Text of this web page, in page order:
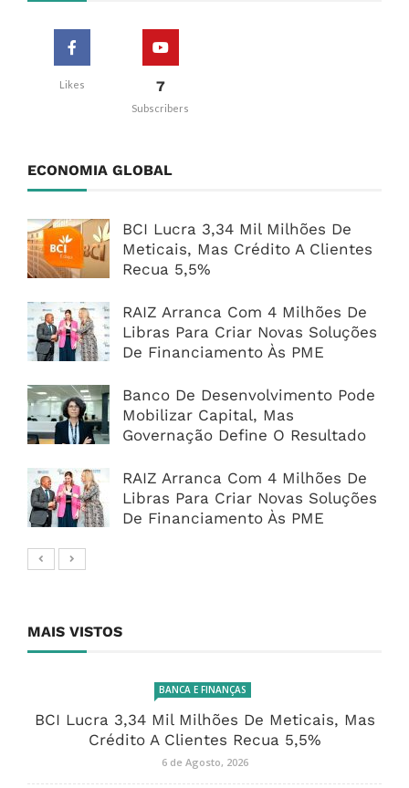
Likes 7
Subscribers
ECONOMIA GLOBAL
BCI Lucra 3,34 Mil Milhões De
Meticais, Mas Crédito A Clientes
Recua 5,5%
RAIZ Arranca Com 4 Milhões De
Libras Para Criar Novas Soluções
De Financiamento Às PME
Banco De Desenvolvimento Pode
Mobilizar Capital, Mas
Governação Define O Resultado
RAIZ Arranca Com 4 Milhões De
Libras Para Criar Novas Soluções
De Financiamento Às PME
MAIS VISTOS
BANCA E FINANÇAS
BCI Lucra 3,34 Mil Milhões De Meticais, Mas
Crédito A Clientes Recua 5,5%
6 de Agosto, 2026